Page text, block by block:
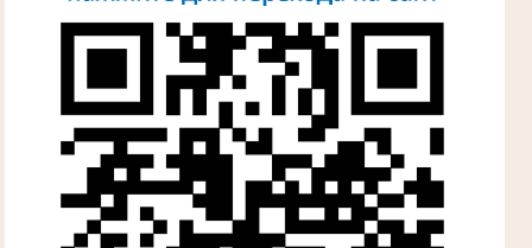
суда
в период с 1960 по 1980 гг.